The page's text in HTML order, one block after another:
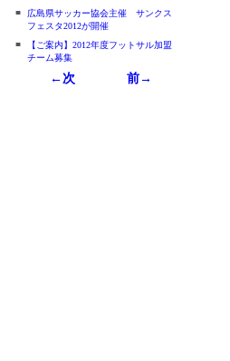
■
広島県サッカー協会主催 サンクス
フェスタ2012が開催
■
【ご案内】2012年度フットサル加盟
チーム募集
←次 前→